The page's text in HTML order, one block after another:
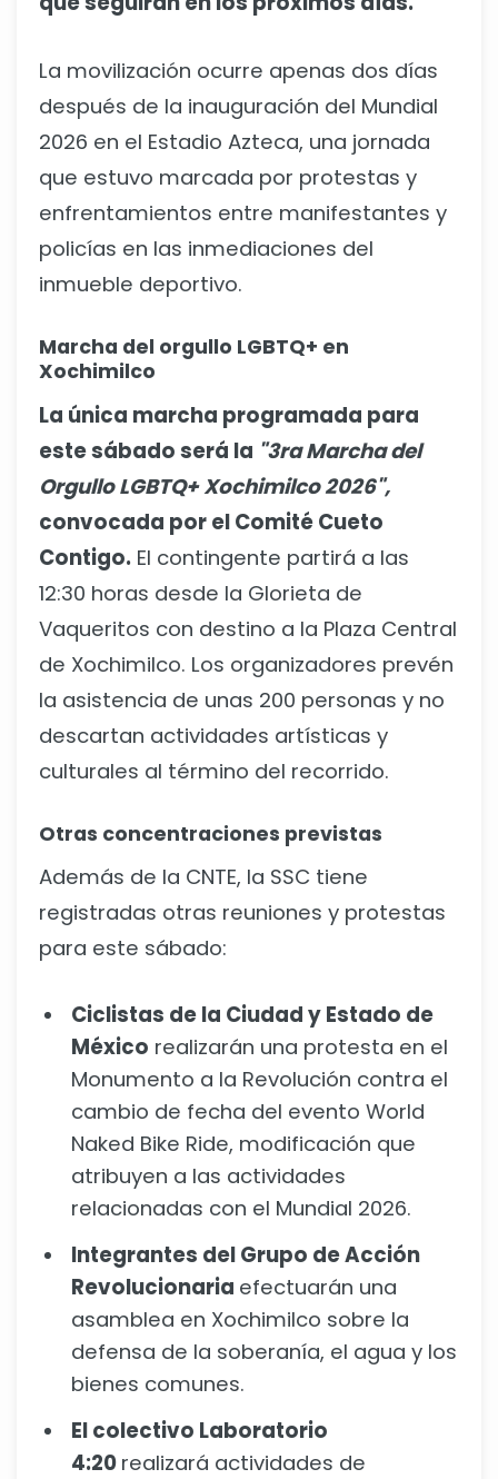
La movilización ocurre apenas dos días
después de la inauguración del Mundial
2026 en el Estadio Azteca, una jornada
que estuvo marcada por protestas y
enfrentamientos entre manifestantes y
policías en las inmediaciones del
inmueble deportivo.
Marcha del orgullo LGBTQ+ en
Xochimilco
La única marcha programada para
este sábado será la "3ra Marcha del
Orgullo LGBTQ+ Xochimilco 2026",
convocada por el Comité Cueto
Contigo. El contingente partirá a las
12:30 horas desde la Glorieta de
Vaqueritos con destino a la Plaza Central
de Xochimilco. Los organizadores prevén
la asistencia de unas 200 personas y no
descartan actividades artísticas y
culturales al término del recorrido.
Otras concentraciones previstas
Además de la CNTE, la SSC tiene
registradas otras reuniones y protestas
para este sábado:
Ciclistas de la Ciudad y Estado de
México realizarán una protesta en el
Monumento a la Revolución contra el
cambio de fecha del evento World
Naked Bike Ride, modificación que
atribuyen a las actividades
relacionadas con el Mundial 2026.
Integrantes del Grupo de Acción
Revolucionaria efectuarán una
asamblea en Xochimilco sobre la
defensa de la soberanía, el agua y los
bienes comunes.
El colectivo Laboratorio
4:20 realizará actividades de